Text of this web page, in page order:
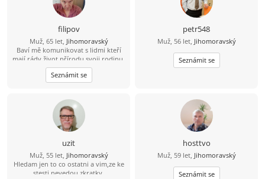
filipov
Muž, 65 let, Jihomoravský
Baví mě komunikovat s lidmi kteří
mají rády život přírodu svoji rodinu.
Mám rád činnost která potěší
pomůže....
Seznámit se
petr548
Muž, 56 let, Jihomoravský
Seznámit se
uzit
Muž, 55 let, Jihomoravský
Hledam jen to co ostatni a vim,ze ke
stesti nevedou zkratky.
hosttvo
Muž, 59 let, Jihomoravský
Seznámit se